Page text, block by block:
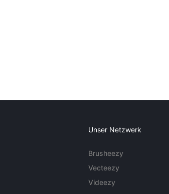
Unser Netzwerk
Brusheezy
Vecteezy
Videezy